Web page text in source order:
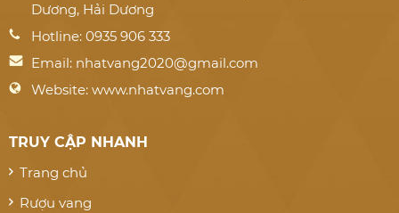
Dương, Hải Dương
Hotline: 0935 906 333
Email: nhatvang2020@gmail.com
Website: www.nhatvang.com
TRUY CẬP NHANH
Trang chủ
Rượu vang